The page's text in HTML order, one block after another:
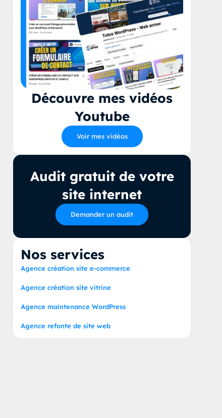
Découvre mes vidéos
Youtube
Voir mes vidéos
Audit gratuit de votre
site internet
Demander un audit
Nos services
Agence création site e-commerce
Agence création site vitrine
Agence maintenance WordPress
Agence refonte de site web